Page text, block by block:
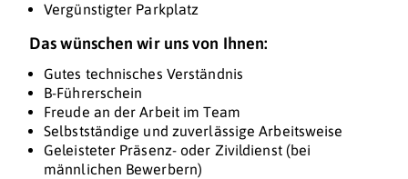
Vergünstigter Parkplatz
Das wünschen wir uns von Ihnen:
Gutes technisches Verständnis
B-Führerschein
Freude an der Arbeit im Team
Selbstständige und zuverlässige Arbeitsweise
Geleisteter Präsenz- oder Zivildienst (bei
männlichen Bewerbern)